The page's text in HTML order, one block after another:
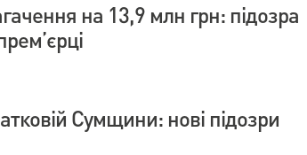
на 13,9 млн грн: підозра
Сумщини: нові підозри